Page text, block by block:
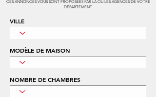
CES ANNONCES VOUS SONT PROPOSÉES PAR LA OU LES AGENCES DE VOTRE
DÉPARTEMENT
VILLE
MODÈLE DE MAISON
NOMBRE DE CHAMBRES